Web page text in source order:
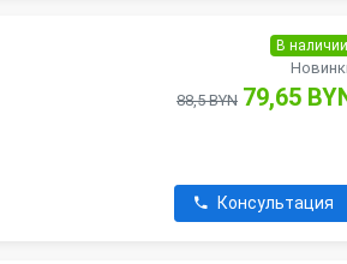
В наличии
88,5 BYN 79,65
Консультация